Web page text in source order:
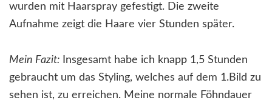
wurden mit Haarspray gefestigt. Die zweite
Aufnahme zeigt die Haare vier Stunden später.
Mein Fazit: Insgesamt habe ich knapp 1,5 Stunden
gebraucht um das Styling, welches auf dem 1.Bild zu
sehen ist, zu erreichen. Meine normale Föhndauer